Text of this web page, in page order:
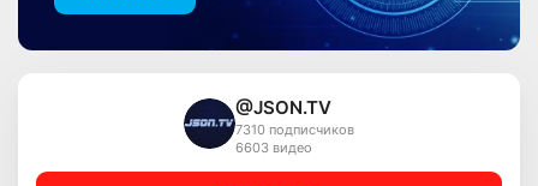
@JSON.TV
7310 подписчиков
6603 видео